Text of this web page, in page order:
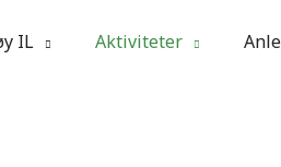
IL Aktiviteter